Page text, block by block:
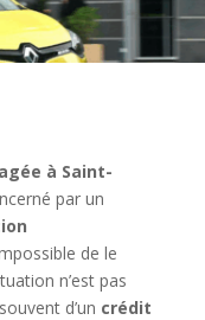
à Saint-
par un
de le
n’est pas
d’un crédit